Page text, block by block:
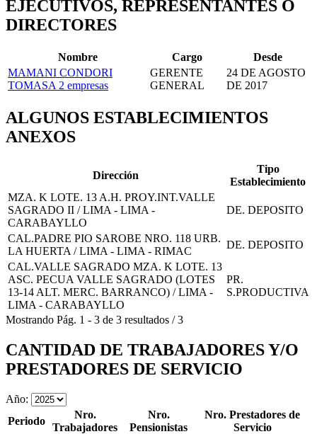
EJECUTIVOS, REPRESENTANTES O
DIRECTORES
Nombre Cargo
Desde
MAMANI CONDORI
TOMASA 2 empresas
GERENTE
GENERAL
24 DE AGOSTO
DE 2017
ALGUNOS ESTABLECIMIENTOS
ANEXOS
Dirección
Tipo
Establecimiento
MZA. K LOTE. 13 A.H. PROY.INT.VALLE
SAGRADO II / LIMA - LIMA -
CARABAYLLO
DE. DEPOSITO
CAL.PADRE PIO SAROBE NRO. 118 URB.
LA HUERTA / LIMA - LIMA - RIMAC
DE. DEPOSITO
CAL.VALLE SAGRADO MZA. K LOTE. 13
ASC. PECUA VALLE SAGRADO (LOTES
13-14 ALT. MERC. BARRANCO) / LIMA -
LIMA - CARABAYLLO
PR.
S.PRODUCTIVA
Mostrando Pág. 1 - 3 de 3 resultados /3
CANTIDAD DE TRABAJADORES Y/O
PRESTADORES DE SERVICIO
Año:
Periodo
Nro.
Trabajadores
Nro.
Pensionistas
Nro. Prestadores de
Servicio